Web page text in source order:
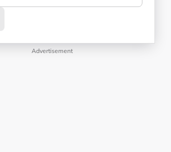
Advertisement